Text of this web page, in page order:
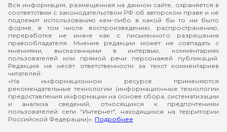
Вся информация, размещенная на данном сайте, охраняется в
соответствии с законодательством РФ об авторском праве и не
подлежит использованию кем-либо в какой бы то ни было
форме, в том числе воспроизведению, распространению,
переработке не иначе как с письменного разрешения
правообладателя. Мнение редакции может не совпадать с
мнениями, высказанными в интервью, комментариях
пользователей или прямой речи персонажей публикаций.
Редакция не несёт ответственности за текст комментариев
читателей.
«На информационном ресурсе применяются
рекомендательные технологии (информационные технологии
предоставления информации на основе сбора, систематизации
и анализа сведений, относящихся к предпочтениям
пользователей сети "Интернет", находящихся на территории
Российской Федерации)». Подробнее